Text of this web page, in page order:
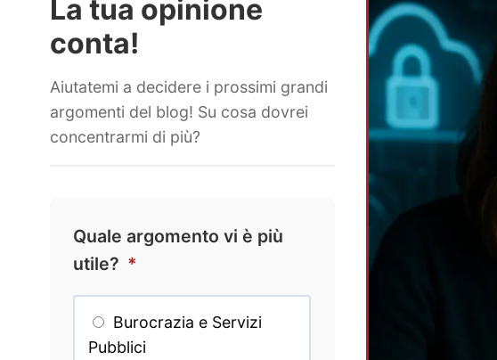
La tua opinione
conta!
Aiutatemi a decidere i prossimi grandi
argomenti del blog! Su cosa dovrei
concentrarmi di più?
Quale argomento vi è più
utile? *
Burocrazia e Servizi
Pubblici